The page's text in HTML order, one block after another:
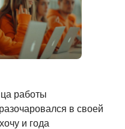
работы
в своей
и года